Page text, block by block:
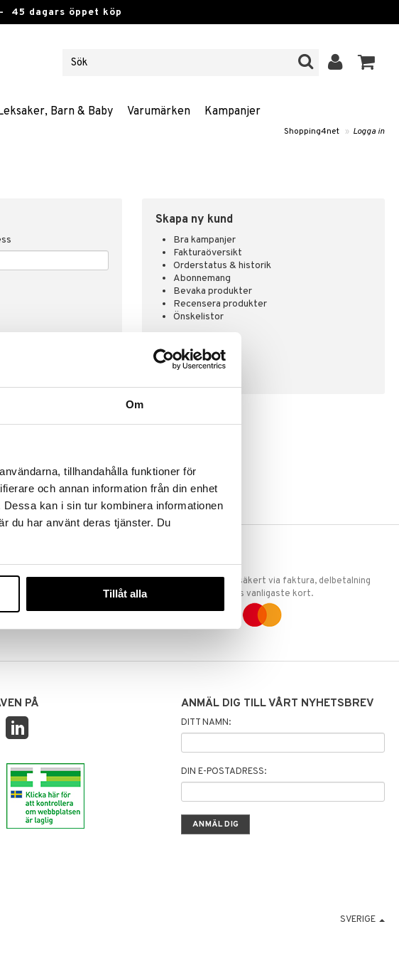
Om
tillhandahålla funktioner för
och annan information från din enhet
kan i sin tur kombinera informationen
du har använt deras tjänster. Du
Tillåt alla
45 dagars öppet köp
Barn & Baby Varumärken Kampanjer
Shopping4net » Logga in
Skapa ny kund
Bra kampanjer
Fakturaöversikt
Orderstatus & historik
Abonnemang
Bevaka produkter
Recensera produkter
Önskelistor
SKAPA KUND
LÄKEMEDELSVERKET
symbolen som visar att vi är
gällande
TRYGGA KÖP
Handla tryggt & säkert via faktura, delbetalning
eller marknadens vanligaste kort.
PÅ ANMÄL DIG TILL VÅRT NYHETSBREV
DITT NAMN:
DIN E-POSTADRESS:
SVERIGE